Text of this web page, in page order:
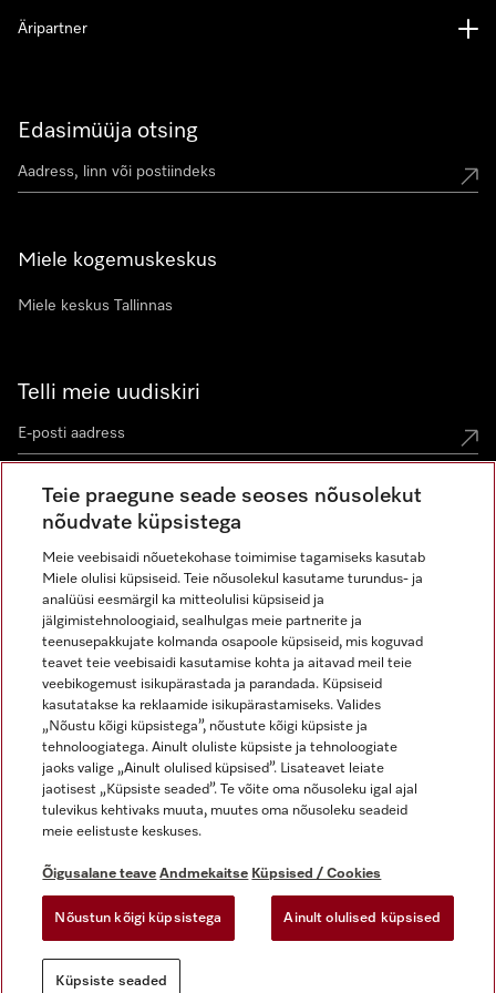
Edasimüüja otsing
Miele kogemuskeskus
Miele keskus Tallinnas
Telli meie uudiskiri
Äripartner
Õigusalane teave
Üldtingimused
Andmekaitse
Kasutustingimused
Digiteenuste seadus
Küpsiste seaded
Miele Instagramis
Miele Facebookis
Miele Youtube'is
Teie praegune seade seoses nõusolekut
nõudvate küpsistega
Meie veebisaidi nõuetekohase toimimise tagamiseks kasutab
Miele olulisi küpsiseid. Teie nõusolekul kasutame turundus- ja
analüüsi eesmärgil ka mitteolulisi küpsiseid ja
jälgimistehnoloogiaid, sealhulgas meie partnerite ja
teenusepakkujate kolmanda osapoole küpsiseid, mis koguvad
teavet teie veebisaidi kasutamise kohta ja aitavad meil teie
veebikogemust isikupärastada ja parandada. Küpsiseid
kasutatakse ka reklaamide isikupärastamiseks. Valides
„Nõustu kõigi küpsistega”, nõustute kõigi küpsiste ja
tehnoloogiatega. Ainult oluliste küpsiste ja tehnoloogiate
jaoks valige „Ainult olulised küpsised”. Lisateavet leiate
jaotisest „Küpsiste seaded”. Te võite oma nõusoleku igal ajal
tulevikus kehtivaks muuta, muutes oma nõusoleku seadeid
meie eelistuste keskuses.
Õigusalane teave Andmekaitse Küpsised / Cookies
Nõustun kõigi küpsistega Ainult olulised küpsised
Küpsiste seaded